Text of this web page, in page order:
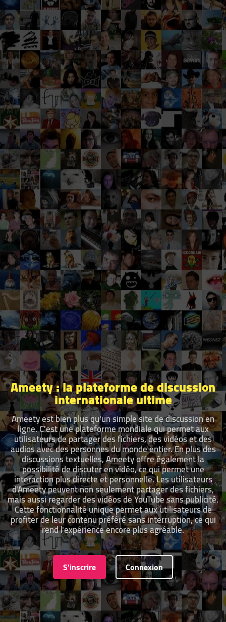
Ameety : la plateforme de discussion
internationale ultime
Ameety est bien plus qu'un simple site de discussion en
ligne. C'est une plateforme mondiale qui permet aux
utilisateurs de partager des fichiers, des vidéos et des
audios avec des personnes du monde entier. En plus des
discussions textuelles, Ameety offre également la
possibilité de discuter en vidéo, ce qui permet une
interaction plus directe et personnelle. Les utilisateurs
d'Ameety peuvent non seulement partager des fichiers,
mais aussi regarder des vidéos de YouTube sans publicité.
Cette fonctionnalité unique permet aux utilisateurs de
profiter de leur contenu préféré sans interruption, ce qui
rend l'expérience encore plus agréable.
S'inscrire Connexion